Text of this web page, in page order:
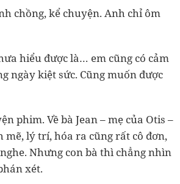
chồng, kể chuyện. Anh chỉ ôm
hiểu được là… em cũng có cảm
ngày kiệt sức. Cũng muốn được
phim. Về bà Jean – mẹ của Otis –
mẽ, lý trí, hóa ra cũng rất cô đơn,
Nhưng con bà thì chẳng nhìn
xét.